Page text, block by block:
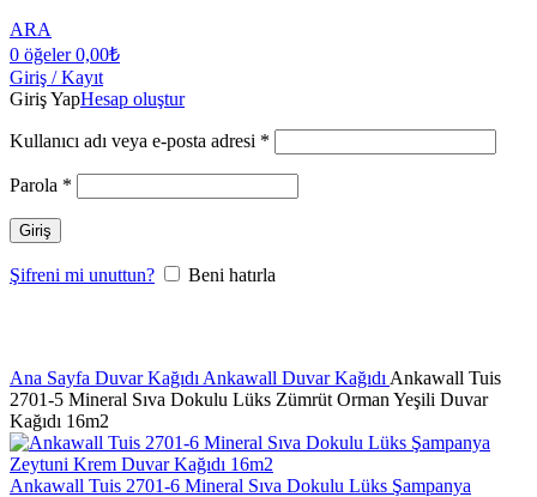
ARA
0 öğeler 0,00₺
Giriş / Kayıt
Giriş YapHesap oluştur
Kullanıcı adı veya e-posta adresi *
Parola *
Giriş
Şifreni mi unuttun? Beni hatırla
Ana Sayfa Duvar Kağıdı Ankawall Duvar Kağıdı Ankawall Tuis
2701-5 Mineral Sıva Dokulu Lüks Zümrüt Orman Yeşili Duvar
Kağıdı 16m2
Ankawall Tuis 2701-6 Mineral Sıva Dokulu Lüks Şampanya